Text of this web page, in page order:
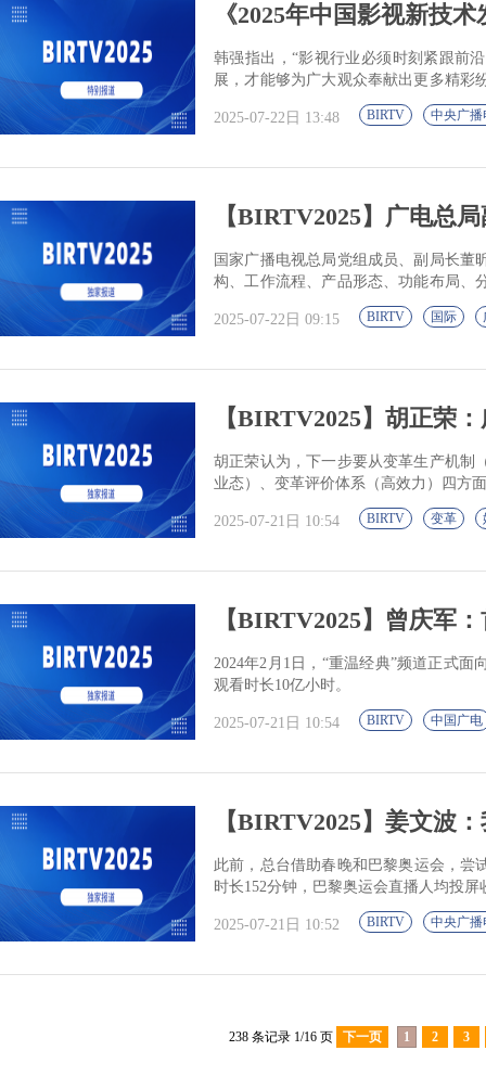
《2025年中国影视新技
韩强指出，“影视行业必须时刻紧跟前
展，才能够为广大观众奉献出更多精彩
2025-07-22日 13:48
BIRTV 中央广播
【BIRTV2025】广电总
国家广播电视总局党组成员、副局长董
构、工作流程、产品形态、功能布局、
2025-07-22日 09:15
BIRTV 国际
【BIRTV2025】胡正荣
胡正荣认为，下一步要从变革生产机制
业态）、变革评价体系（高效力）四方
2025-07-21日 10:54 BIRTV 变革
【BIRTV2025】曾庆军
2024年2月1日，“重温经典”频道正式
观看时长10亿小时。
2025-07-21日 10:54 BIRTV 中国广电
【BIRTV2025】姜文波
此前，总台借助春晚和巴黎奥运会，尝
时长152分钟，巴黎奥运会直播人均投屏
2025-07-21日 10:52 BIRTV 中央广播
238 条记录 1/16 页 下一页 1 2 3